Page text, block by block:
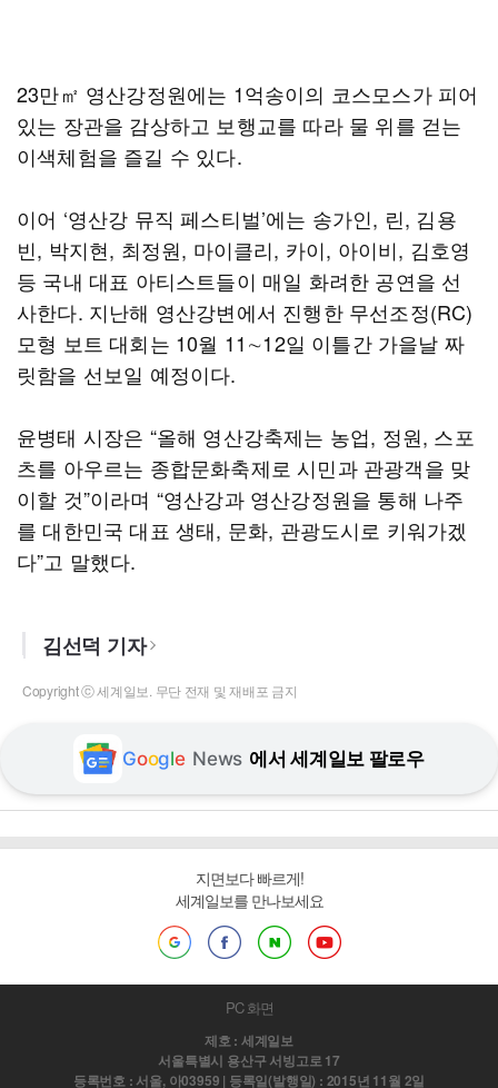
23만㎡ 영산강정원에는 1억송이의 코스모스가 피어
있는 장관을 감상하고 보행교를 따라 물 위를 걷는
이색체험을 즐길 수 있다.
이어 ‘영산강 뮤직 페스티벌’에는 송가인, 린, 김용
빈, 박지현, 최정원, 마이클리, 카이, 아이비, 김호영
등 국내 대표 아티스트들이 매일 화려한 공연을 선
사한다. 지난해 영산강변에서 진행한 무선조정(RC)
모형 보트 대회는 10월 11∼12일 이틀간 가을날 짜
릿함을 선보일 예정이다.
윤병태 시장은 “올해 영산강축제는 농업, 정원, 스포
츠를 아우르는 종합문화축제로 시민과 관광객을 맞
이할 것”이라며 “영산강과 영산강정원을 통해 나주
를 대한민국 대표 생태, 문화, 관광도시로 키워가겠
다”고 말했다.
김선덕 기자
Copyright ⓒ 세계일보. 무단 전재 및 재배포 금지
Google News 에서 세계일보 팔로우
지면보다 빠르게!
세계일보를 만나보세요
PC 화면
제호 : 세계일보
서울특별시 용산구 서빙고로 17
등록번호 : 서울, 아03959 | 등록일(발행일) : 2015년 11월 2일